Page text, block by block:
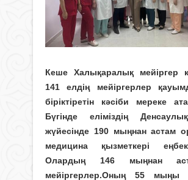
Кеше Халықаралық мейіргер
141 елдің мейіргерлер
біріктіретін кәсіби мереке
Бүгінде еліміздің
жүйесінде 190 мыңнан астам
медицина қызметкері
Олардың 146 мыңнан
мейіргерлер.Оның 55 мыңы